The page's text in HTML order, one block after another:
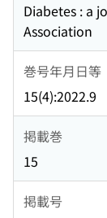
Diabetes : a
Association
巻号年月日等
15(4):2022.9
掲載巻
15
掲載号